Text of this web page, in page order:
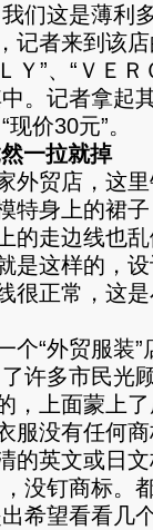
们这是薄利
者来到该店
Ｙ”、“ＶＥ
。记者拿起
现价30元”。
一拉就掉
贸店，这里
特身上的裙
的走边线也
是这样的，
很正常，这
“外贸服装”
许多市民光
，上面蒙上
服没有任何
的英文或日
没钉商标。
出希望看看几